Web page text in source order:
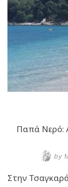
Παπά Νερό:
by
Στην